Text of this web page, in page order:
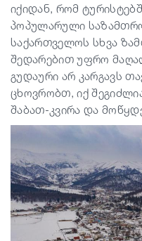
იქიდან, რომ
პოპულარული
საქართველოს სხვა
შედარებით უფრო
გუდაური არ კარგავს
ცხოვრობთ, იქ
შაბათ-კვირა და